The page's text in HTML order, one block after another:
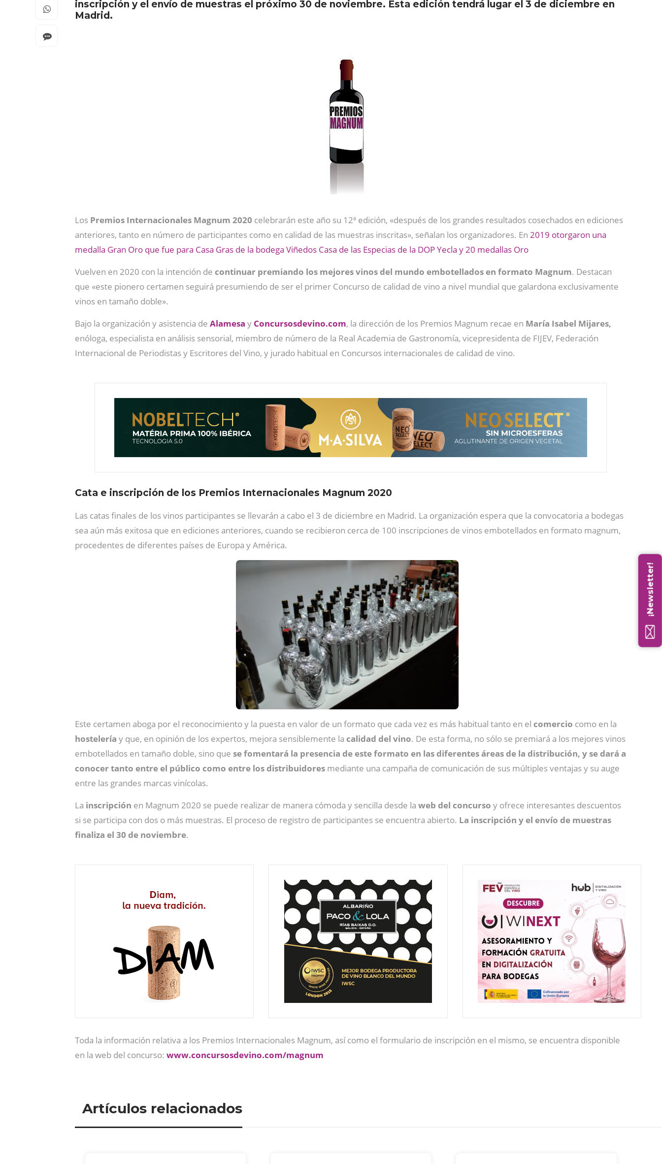
inscripción y el envío de muestras el próximo 30 de noviembre. Esta edición tendrá lugar el 3 de diciembre en
Madrid.
Los Premios Internacionales Magnum 2020 celebrarán este año su 12ª edición, «después de los grandes resultados cosechados en ediciones
anteriores, tanto en número de participantes como en calidad de las muestras inscritas», señalan los organizadores. En 2019 otorgaron una
medalla Gran Oro que fue para Casa Gras de la bodega Viñedos Casa de las Especias de la DOP Yecla y 20 medallas Oro
Vuelven en 2020 con la intención de continuar premiando los mejores vinos del mundo embotellados en formato Magnum. Destacan
que «este pionero certamen seguirá presumiendo de ser el primer Concurso de calidad de vino a nivel mundial que galardona exclusivamente
vinos en tamaño doble».
Bajo la organización y asistencia de Alamesa y Concursosdevino.com, la dirección de los Premios Magnum recae en María Isabel Mijares,
enóloga, especialista en análisis sensorial, miembro de número de la Real Academia de Gastronomía, vicepresidenta de FIJEV, Federación
Internacional de Periodistas y Escritores del Vino, y jurado habitual en Concursos internacionales de calidad de vino.
Cata e inscripción de los Premios Internacionales Magnum 2020
Las catas finales de los vinos participantes se llevarán a cabo el 3 de diciembre en Madrid. La organización espera que la convocatoria a bodegas
sea aún más exitosa que en ediciones anteriores, cuando se recibieron cerca de 100 inscripciones de vinos embotellados en formato magnum,
procedentes de diferentes países de Europa y América.
Este certamen aboga por el reconocimiento y la puesta en valor de un formato que cada vez es más habitual tanto en el comercio como en la
hostelería y que, en opinión de los expertos, mejora sensiblemente la calidad del vino. De esta forma, no sólo se premiará a los mejores vinos
embotellados en tamaño doble, sino que se fomentará la presencia de este formato en las diferentes áreas de la distribución, y se dará a
conocer tanto entre el público como entre los distribuidores mediante una campaña de comunicación de sus múltiples ventajas y su auge
entre las grandes marcas vinícolas.
La inscripción en Magnum 2020 se puede realizar de manera cómoda y sencilla desde la web del concurso y ofrece interesantes descuentos
si se participa con dos o más muestras. El proceso de registro de participantes se encuentra abierto. La inscripción y el envío de muestras
finaliza el 30 de noviembre.
Toda la información relativa a los Premios Internacionales Magnum, así como el formulario de inscripción en el mismo, se encuentra disponible
en la web del concurso: www.concursosdevino.com/magnum
Artículos relacionados
¡Newsletter!